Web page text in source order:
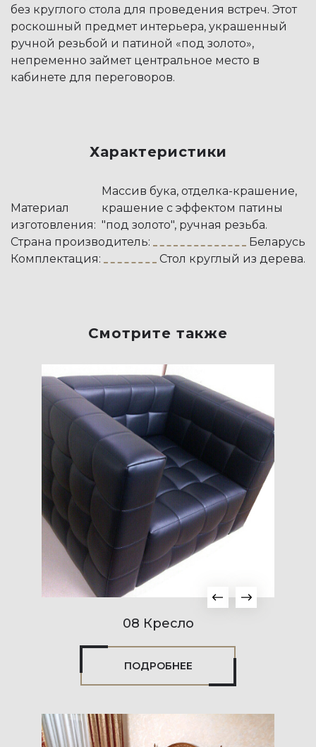
без круглого стола для проведения встреч. Этот
роскошный предмет интерьера, украшенный
ручной резьбой и патиной «под золото»,
непременно займет центральное место в
кабинете для переговоров.
Характеристики
Материал
изготовления:
Массив бука, отделка-крашение,
крашение с эффектом патины
"под золото", ручная резьба.
Страна производитель:
Беларусь
Комплектация:
Стол круглый из дерева.
Смотрите также
08 Кресло
ПОДРОБНЕЕ